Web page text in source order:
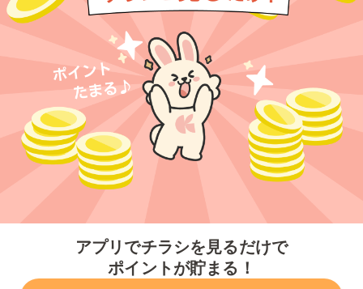
アプリでチラシを見るだけで
ポイントが貯まる！